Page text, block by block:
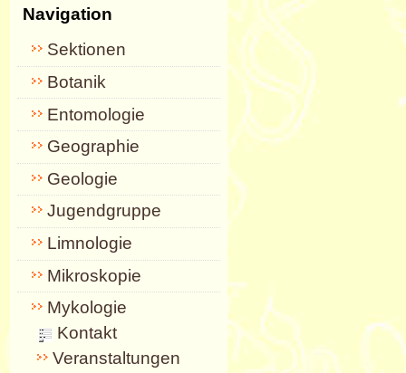
Navigation
Sektionen
Botanik
Entomologie
Geographie
Geologie
Jugendgruppe
Limnologie
Mikroskopie
Mykologie
Kontakt
Veranstaltungen